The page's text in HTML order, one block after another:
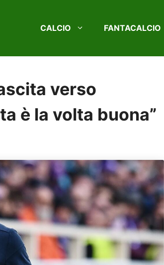
CALCIO FANTACALCIO
verso
è la volta buona”